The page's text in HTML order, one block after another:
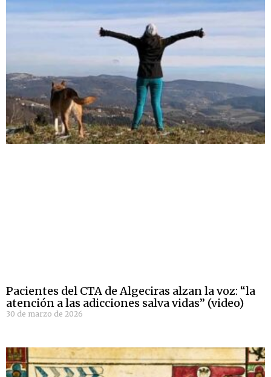
Pacientes del CTA de Algeciras alzan la voz: “la
atención a las adicciones salva vidas” (video)
30 de marzo de 2026